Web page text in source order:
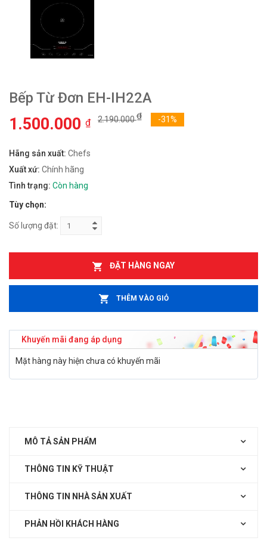
Bếp Từ Đơn EH-IH22A
1.500.000 ₫ 2.190.000₫ -31%
Hãng sản xuất: Chefs
Xuất xứ: Chính hãng
Tình trạng: Còn hàng
Tùy chọn:
Số lượng đặt:
ĐẶT HÀNG NGAY
THÊM VÀO GIỎ
Khuyến mãi đang áp dụng
Mặt hàng này hiện chưa có khuyến mãi
MÔ TẢ SẢN PHẨM
THÔNG TIN KỸ THUẬT
THÔNG TIN NHÀ SẢN XUẤT
PHẢN HỒI KHÁCH HÀNG